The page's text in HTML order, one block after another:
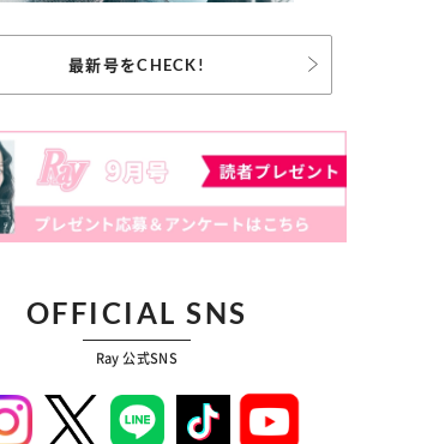
最新号をCHECK!
OFFICIAL SNS
Ray 公式SNS